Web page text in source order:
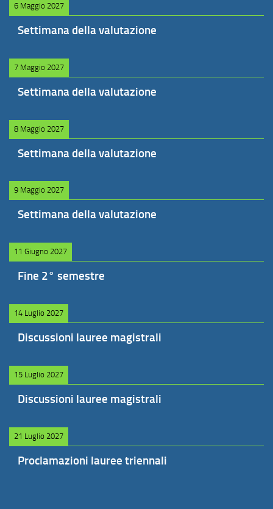
6 Maggio 2027
Settimana della valutazione
7 Maggio 2027
Settimana della valutazione
8 Maggio 2027
Settimana della valutazione
9 Maggio 2027
Settimana della valutazione
11 Giugno 2027
Fine 2° semestre
14 Luglio 2027
Discussioni lauree magistrali
15 Luglio 2027
Discussioni lauree magistrali
21 Luglio 2027
Proclamazioni lauree triennali